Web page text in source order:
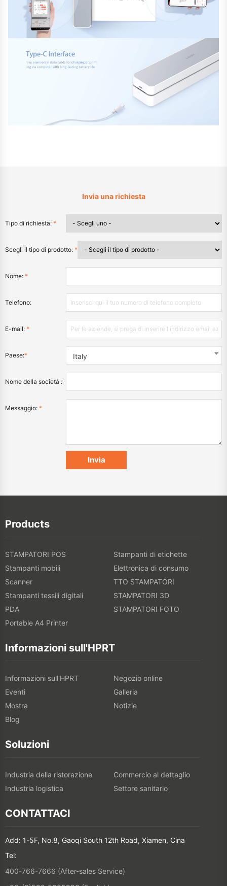
Invia una richiesta
Tipo di richiesta: *
Scegli il tipo di prodotto: *
Nome: *
Telefono:
E-mail: *
Paese:* Italy
Nome della società :
Messaggio: *
Products
STAMPATORI POS
Stampanti di etichette
Stampanti mobili
Elettronica di consumo
Scanner
TTO STAMPATORI
Stampanti tessili digitali
STAMPATORI 3D
PDA
STAMPATORI FOTO
Portable A4 Printer
Informazioni sull'HPRT
Informazioni sull'HPRT
Negozio online
Eventi
Galleria
Mostra
Notizie
Blog
Soluzioni
Industria della ristorazione
Commercio al dettaglio
Industria logistica
Settore sanitario
CONTATTACI
Add: 1-5F, No.8, Gaoqi South 12th Road, Xiamen, Cina
Tel:
400-766-7666 (After-sales Service)